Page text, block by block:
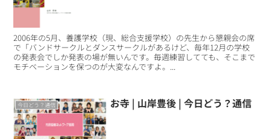
2006年の5月、養護学校（現、総合支援学校）の先生から懇親会の席
で「バンドサークルとダンスサークルがあるけど、毎年12月の学校
の発表会でしか発表の場が無いんです。毎週練習してても、そこまで
モチベーションを保つのが大変なんですよ。...
今日どう？通信 お寺 | 山岸豊後 | 今日どう？通信